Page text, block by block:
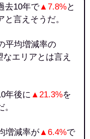
去10年で▲7.8%と
言えそうだ。
平均増減率の
エリアとは言え
年後に▲21.3%を
増減率が▲6.4%で